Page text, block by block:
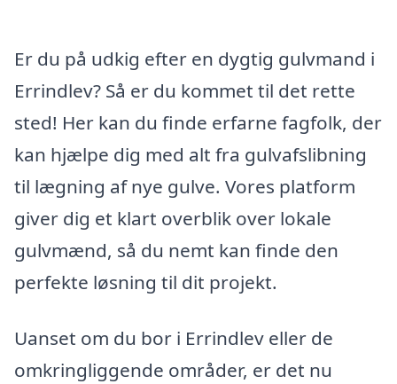
Er du på udkig efter en dygtig gulvmand i
Errindlev? Så er du kommet til det rette
sted! Her kan du finde erfarne fagfolk, der
kan hjælpe dig med alt fra gulvafslibning
til lægning af nye gulve. Vores platform
giver dig et klart overblik over lokale
gulvmænd, så du nemt kan finde den
perfekte løsning til dit projekt.
Uanset om du bor i Errindlev eller de
omkringliggende områder, er det nu